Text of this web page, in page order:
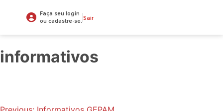
Faça seu login
ou cadastre-se. Sair
informativos